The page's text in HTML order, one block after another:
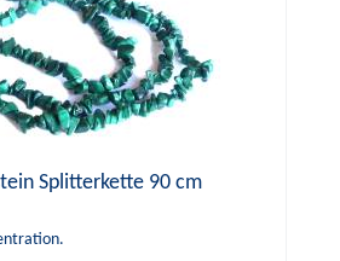
Splitterkette 90 cm